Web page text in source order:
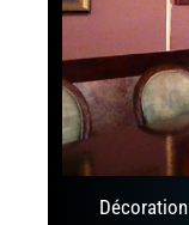
Décoration